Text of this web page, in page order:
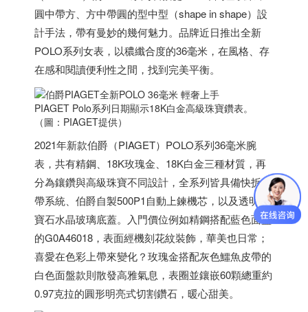
圓中帶方、方中帶圓的型中型（shape in shape）設
計手法，帶有曼妙的幾何魅力。品牌近日推出全新
POLO系列女表，以穠纖合度的36毫米，在風格、存
在感和閱讀便利性之間，找到完美平衡。
PIAGET Polo系列日期顯示18K白金高級珠寶鑽表。
（圖：PIAGET提供）
2021年新款伯爵（PIAGET）POLO系列36毫米腕
表，共有精鋼、18K玫瑰金、18K白金三種材質，再
分為鑲鑽與高級珠寶不同設計，全系列皆具備快拆表
帶系統、伯爵自製500P1自動上鍊機芯，以及透明藍
寶石水晶玻璃底蓋。入門價位例如精鋼搭配藍色面盤
的G0A46018，表面經機刻花紋裝飾，華美也日常；
喜愛在色彩上帶來變化？玫瑰金搭配灰色鱷魚皮帶的
白色面盤款則散發高雅氣息，表圈並鑲嵌60顆總重約
0.97克拉的圓形明亮式切割鑽石，暖心甜美。